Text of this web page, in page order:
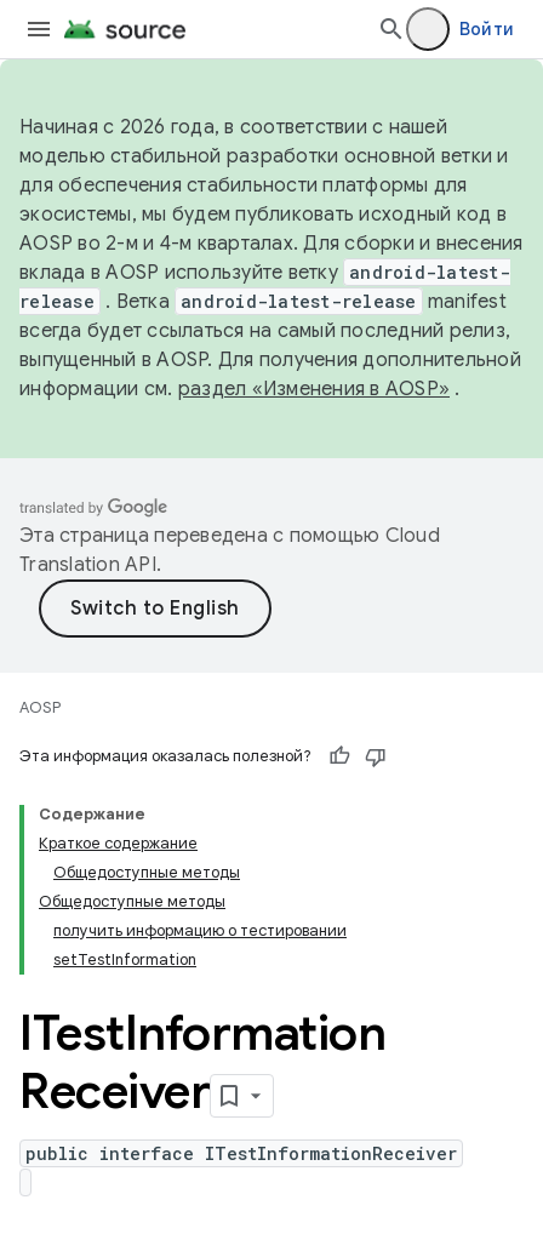
Войти
Начиная с 2026 года, в соответствии с нашей
моделью стабильной разработки основной ветки и
для обеспечения стабильности платформы для
экосистемы, мы будем публиковать исходный код в
AOSP во 2-м и 4-м кварталах. Для сборки и внесения
вклада в AOSP используйте ветку android-latest-
release . Ветка android-latest-release manifest
всегда будет ссылаться на самый последний релиз,
выпущенный в AOSP. Для получения дополнительной
информации см. раздел «Изменения в AOSP» .
Эта страница переведена с помощью Cloud
Translation API.
AOSP
Эта информация оказалась полезной?
Содержание
Краткое содержание
Общедоступные методы
Общедоступные методы
получить информацию о тестировании
setTestInformation
ITestInformation
Receiver
public interface ITestInformationReceiver